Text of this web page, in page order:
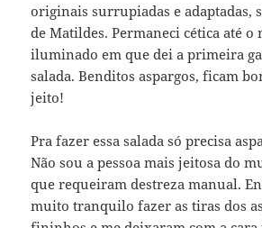
originais surrupiadas e adaptadas,
de Matildes. Permaneci cética até o
iluminado em que dei a primeira
salada. Benditos aspargos, ficam
jeito!
Pra fazer essa salada só precisa
Não sou a pessoa mais jeitosa do
que requeiram destreza manual.
muito tranquilo fazer as tiras dos